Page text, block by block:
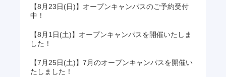
【8月23日(日)】オープンキャンパスのご予約受付
中！
【8月1日(土)】オープンキャンパスを開催いたしま
した！
【7月25日(土)】7月のオープンキャンパスを開催い
たしました！